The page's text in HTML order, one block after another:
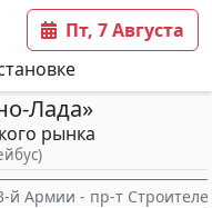
Пт, 7 Августа
Лада»
рынка
й Армии - пр-т